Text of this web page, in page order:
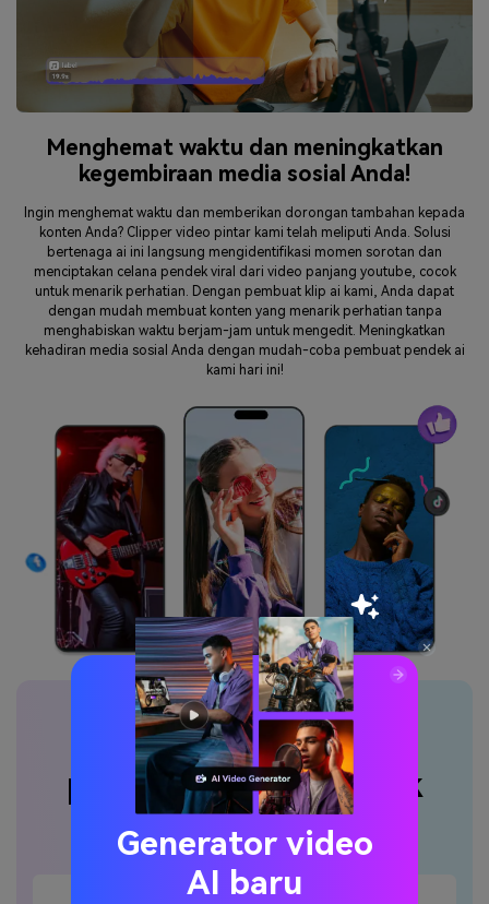
Menghemat waktu dan meningkatkan
kegembiraan media sosial Anda!
Ingin menghemat waktu dan memberikan dorongan tambahan kepada
konten Anda? Clipper video pintar kami telah meliputi Anda. Solusi
bertenaga ai ini langsung mengidentifikasi momen sorotan dan
menciptakan celana pendek viral dari video panjang youtube, cocok
untuk menarik perhatian. Dengan pembuat klip ai kami, Anda dapat
dengan mudah membuat konten yang menarik perhatian tanpa
menghabiskan waktu berjam-jam untuk mengedit. Meningkatkan
kehadiran media sosial Anda dengan mudah-coba pembuat pendek ai
kami hari ini!
Fitur menonjol dari
pembuat klip pendek
pintar kami
Generator video
AI baru